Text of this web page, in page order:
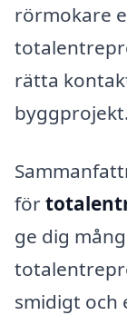
rörmokare
rätta
byggprojekt.
för
ge dig
smidigt och